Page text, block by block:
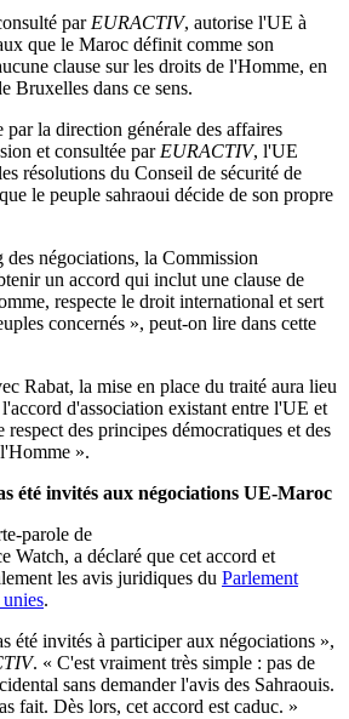
par EURACTIV, autorise l'UE à
que le Maroc définit comme son
clause sur les droits de l'Homme, en
Bruxelles dans ce sens.
par la direction générale des affaires
et consultée par EURACTIV, l'UE
résolutions du Conseil de sécurité de
le peuple sahraoui décide de son propre
négociations, la Commission
un accord qui inclut une clause de
respecte le droit international et sert
concernés », peut-on lire dans cette
Rabat, la mise en place du traité aura lieu
d'association existant entre l'UE et
des principes démocratiques et des
».
été invités aux négociations UE-Maroc
parole de
Watch, a déclaré que cet accord et
les avis juridiques du Parlement
.
été invités à participer aux négociations »,
. « C'est vraiment très simple : pas de
sans demander l'avis des Sahraouis.
fait. Dès lors, cet accord est caduc. »